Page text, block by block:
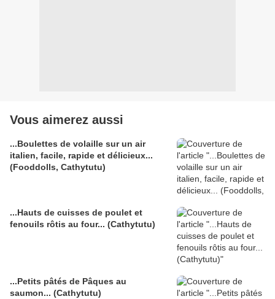
Vous aimerez aussi
...Boulettes de volaille sur un air
italien, facile, rapide et délicieux...
(Fooddolls, Cathytutu)
...Hauts de cuisses de poulet et
fenouils rôtis au four... (Cathytutu)
...Petits pâtés de Pâques au
saumon... (Cathytutu)